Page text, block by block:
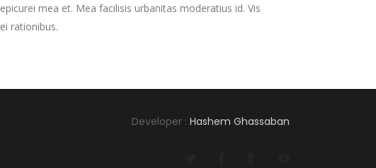
epicurei mea et. Mea facilisis urbanitas moderatius id. Vis
ei rationibus.
Developer : Hashem Ghassaban